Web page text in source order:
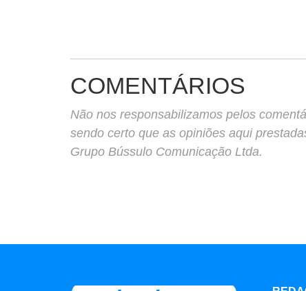
COMENTÁRIOS
Não nos responsabilizamos pelos
sendo certo que as opiniões aqui
Grupo Bússulo Comunicação Ltda.